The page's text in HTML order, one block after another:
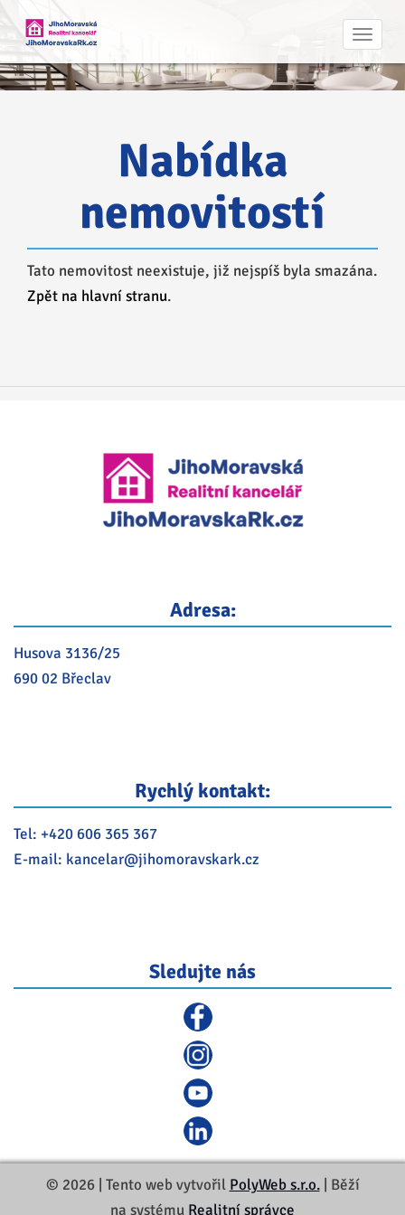
Nabídka
nemovitostí
Tato nemovitost neexistuje, již nejspíš byla smazána.
Zpět na hlavní stranu.
Adresa:
Husova 3136/25
690 02 Břeclav
Rychlý kontakt:
Tel: +420 606 365 367
E-mail: kancelar@jihomoravskark.cz
Sledujte nás
© 2026 | Tento web vytvořil PolyWeb s.r.o.| Běží
na systému Realitní správce